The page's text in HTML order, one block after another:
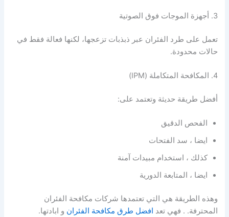
3. أجهزة الموجات فوق الصوتية
تعمل على طرد الفئران عبر ذبذبات تزعجها، لكنها فعالة فقط في
حالات محدودة.
4. المكافحة المتكاملة (IPM)
أفضل طريقة حديثة وتعتمد على:
الفحص الدقيق
ايضا ، سد الفتحات
كذلك ، استخدام مبيدات آمنة
ايضا ، المتابعة الدورية
وهذه الطريقة هي التي تعتمدها شركات مكافحة الفئران
المحترفة. . فهي تعد افضل طرق مكافحة الفئران و ابادتها.